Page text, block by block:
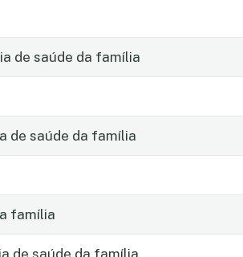
de saúde da família
de saúde da família
família
de saúde da família